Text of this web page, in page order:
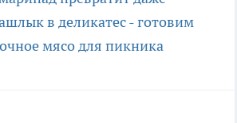
в деликатес - готовим
мясо для пикника